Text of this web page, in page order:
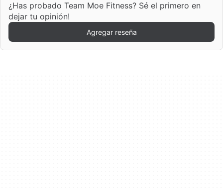
¿Has probado Team Moe Fitness? Sé el primero en
dejar tu opinión!
Agregar reseña